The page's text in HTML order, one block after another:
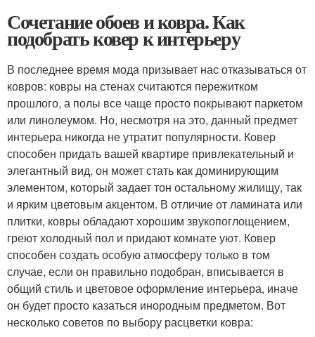
Сочетание обоев и ковра. Как
подобрать ковер к интерьеру
В последнее время мода призывает нас отказываться от
ковров: ковры на стенах считаются пережитком
прошлого, а полы все чаще просто покрывают паркетом
или линолеумом. Но, несмотря на это, данный предмет
интерьера никогда не утратит популярности. Ковер
способен придать вашей квартире привлекательный и
элегантный вид, он может стать как доминирующим
элементом, который задает тон остальному жилищу, так
и ярким цветовым акцентом. В отличие от ламината или
плитки, ковры обладают хорошим звукопоглощением,
греют холодный пол и придают комнате уют. Ковер
способен создать особую атмосферу только в том
случае, если он правильно подобран, вписывается в
общий стиль и цветовое оформление интерьера, иначе
он будет просто казаться инородным предметом. Вот
несколько советов по выбору расцветки ковра: